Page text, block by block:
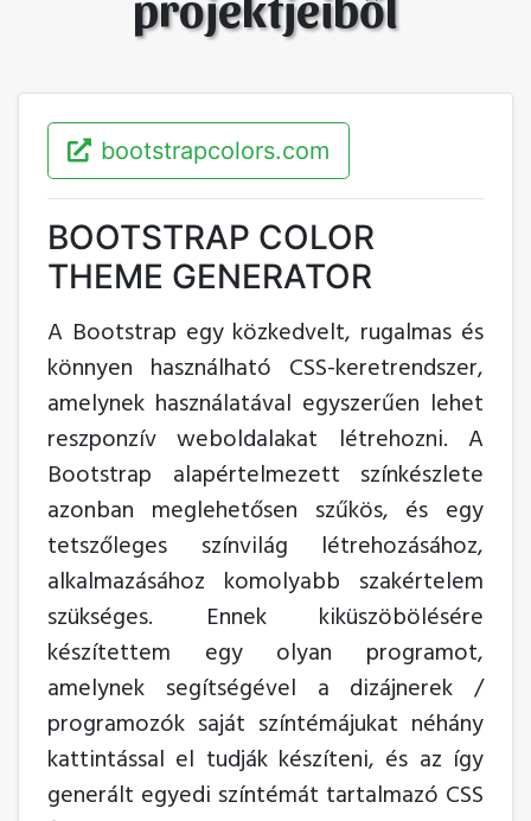
bootstrapcolors.com
BOOTSTRAP COLOR
THEME GENERATOR
A Bootstrap egy közkedvelt, rugalmas és
könnyen használható CSS-keretrendszer,
amelynek használatával egyszerűen lehet
reszponzív weboldalakat létrehozni. A
Bootstrap alapértelmezett színkészlete
azonban meglehetősen szűkös, és egy
tetszőleges színvilág létrehozásához,
alkalmazásához komolyabb szakértelem
szükséges. Ennek kiküszöbölésére
készítettem egy olyan programot,
amelynek segítségével a dizájnerek /
programozók saját színtémájukat néhány
kattintással el tudják készíteni, és az így
generált egyedi színtémát tartalmazó CSS